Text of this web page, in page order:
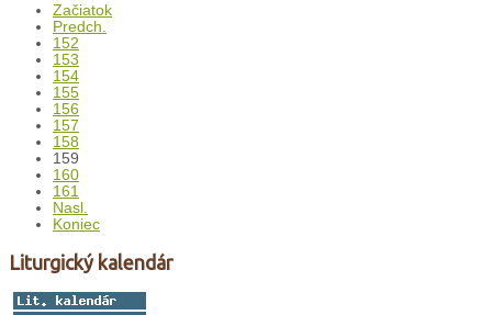
Začiatok
Predch.
152
153
154
155
156
157
158
159
160
161
Nasl.
Koniec
Liturgický kalendár